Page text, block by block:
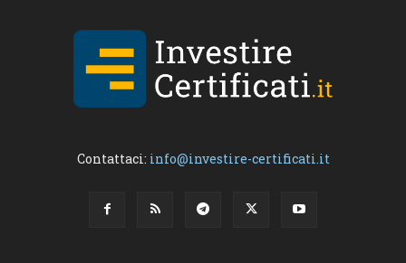
Contattaci: info@investire-certificati.it